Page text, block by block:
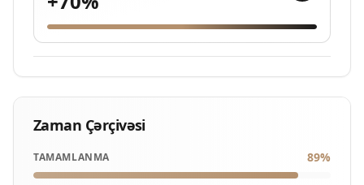
Zaman Çərçivəsi
TAMAMLANMA 89%